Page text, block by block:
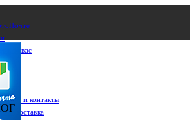
за вас
и контакты
и доставка